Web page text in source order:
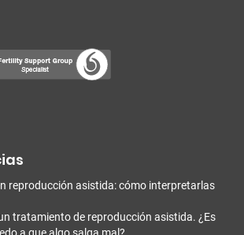
reproducción asistida: cómo interpretarlas
tratamiento de reproducción asistida. ¿Es